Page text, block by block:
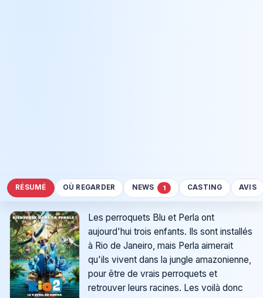
RÉSUMÉ OÙ REGARDER NEWS 1 CASTING AVIS
Les perroquets Blu et Perla ont
aujourd'hui trois enfants. Ils sont installés
à Rio de Janeiro, mais Perla aimerait
qu'ils vivent dans la jungle amazonienne,
pour être de vrais perroquets et
retrouver leurs racines. Les voilà donc